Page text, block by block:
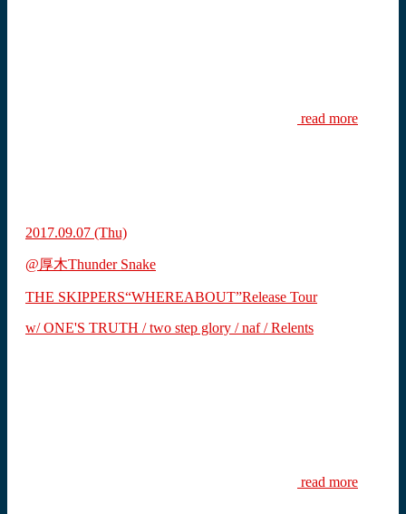
read more
2017.09.07 (Thu)
@厚木Thunder Snake
THE SKIPPERS“WHEREABOUT”Release Tour
w/ ONE'S TRUTH / two step glory / naf / Relents
read more